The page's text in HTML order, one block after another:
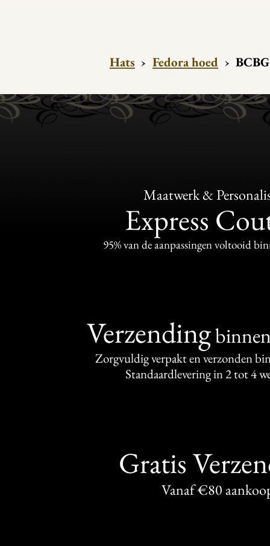
Hats › Fedora hoed ›
Maatwerk &
Express
95% van de aanpassingen voltooid
Verzending
Zorgvuldig verpakt en verzonden
Standaardlevering in 2 tot 4
Gratis
Vanaf €80